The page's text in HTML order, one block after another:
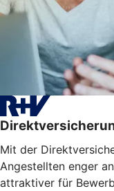
Mit der
Angestellten enger
attraktiver für